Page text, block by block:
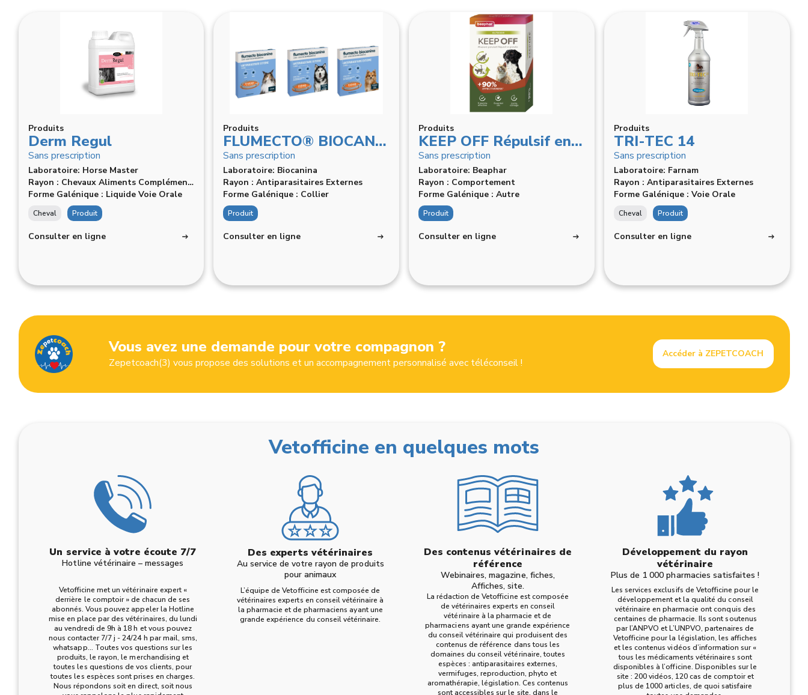
Produits
Derm Regul
Sans prescription
Laboratoire: Horse Master
Rayon : Chevaux Aliments Complémentaires
Forme Galénique : Liquide Voie Orale
Cheval Produit
Consulter en ligne
Produits
FLUMECTO® BIOCANINA
Sans prescription
Laboratoire: Biocanina
Rayon : Antiparasitaires Externes
Forme Galénique : Collier
Produit
Consulter en ligne
Produits
KEEP OFF Répulsif en granulés OUTDOOR pour chiens & chats – 2 x 200 g
Sans prescription
Laboratoire: Beaphar
Rayon : Comportement
Forme Galénique : Autre
Produit
Consulter en ligne
Produits
TRI-TEC 14
Sans prescription
Laboratoire: Farnam
Rayon : Antiparasitaires Externes
Forme Galénique : Voie Orale
Cheval Produit
Consulter en ligne
Vous avez une demande pour votre compagnon ?
Zepetcoach(3) vous propose des solutions et un accompagnement personnalisé avec téléconseil !
Accéder à ZEPETCOACH
Vetofficine en quelques mots
Un service à votre écoute 7/7
Hotline vétérinaire – messages
Vetofficine met un vétérinaire expert «
derrière le comptoir » de chacun de ses
abonnés. Vous pouvez appeler la Hotline
mise en place par des vétérinaires, du lundi
au vendredi de 9h à 18 h et vous pouvez
nous contacter 7/7 j - 24/24 h par mail, sms,
whatsapp… Toutes vos questions sur les
produits, le rayon, le merchandising et
toutes les questions de vos clients, pour
toutes les espèces sont prises en charges.
Nous répondons soit en direct, soit nous
Des experts vétérinaires
Au service de votre rayon de produits
pour animaux
L’équipe de Vetofficine est composée de
vétérinaires experts en conseil vétérinaire à
la pharmacie et de pharmaciens ayant une
grande expérience du conseil vétérinaire.
Des contenus vétérinaires de
référence
Webinaires, magazine, fiches,
Affiches, site.
La rédaction de Vetofficine est composée
de vétérinaires experts en conseil
vétérinaire à la pharmacie et de
pharmaciens ayant une grande expérience
du conseil vétérinaire qui produisent des
contenus de référence dans tous les
domaines du conseil vétérinaire, toutes
espèces : antiparasitaires externes,
vermifuges, reproduction, phyto et
aromathérapie, législation. Ces contenus
sont accessibles sur le site, dans le
Développement du rayon
vétérinaire
Plus de 1 000 pharmacies satisfaites !
Les services exclusifs de Vetofficine pour le
développement et la qualité du conseil
vétérinaire en pharmacie ont conquis des
centaines de pharmacie. Ils sont soutenus
par l’ANPVO et L’UNPVO, partenaires de
Vetofficine pour la législation, les affiches
et les contenus vidéos d’information sur «
tous les médicaments vétérinaires sont
disponibles à l’officine. Disponibles sur le
site : 200 vidéos, 120 cas de comptoir et
plus de 1000 articles, de quoi satisfaire